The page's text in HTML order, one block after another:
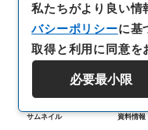
サムネイル 資料情報
私たちがより良い情
バシーポリシーに基
取得と利用に同意を
必要最小限